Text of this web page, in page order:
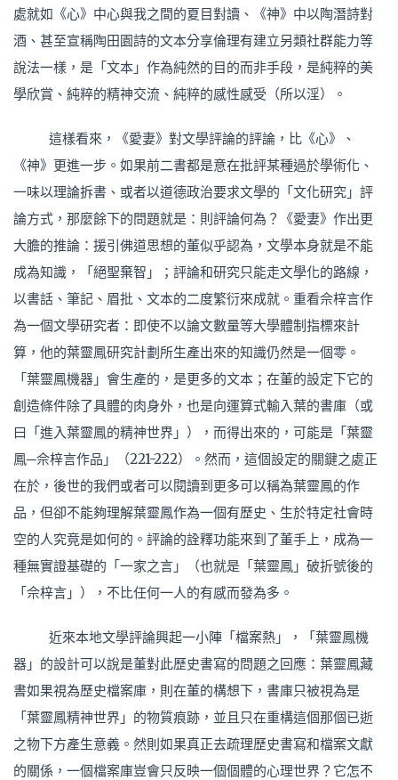
處就如《心》中心與我之間的夏目對讀、《神》中以陶潛詩對
酒、甚至宣稱陶田園詩的文本分享倫理有建立另類社群能力等
說法一樣，是「文本」作為純然的目的而非手段，是純粹的美
學欣賞、純粹的精神交流、純粹的感性感受（所以淫）。
這樣看來，《愛妻》對文學評論的評論，比《心》、
《神》更進一步。如果前二書都是意在批評某種過於學術化、
一味以理論拆書、或者以道德政治要求文學的「文化研究」評
論方式，那麼餘下的問題就是：則評論何為？《愛妻》作出更
大膽的推論：援引佛道思想的董似乎認為，文學本身就是不能
成為知識，「絕聖棄智」；評論和研究只能走文學化的路線，
以書話、筆記、眉批、文本的二度繁衍來成就。重看佘梓言作
為一個文學研究者：即使不以論文數量等大學體制指標來計
算，他的葉靈鳳研究計劃所生產出來的知識仍然是一個零。
「葉靈鳳機器」會生產的，是更多的文本；在董的設定下它的
創造條件除了具體的肉身外，也是向運算式輸入葉的書庫（或
曰「進入葉靈鳳的精神世界」），而得出來的，可能是「葉靈
鳳─佘梓言作品」（221-222）。然而，這個設定的關鍵之處正
在於，後世的我們或者可以閱讀到更多可以稱為葉靈鳳的作
品，但卻不能夠理解葉靈鳳作為一個有歷史、生於特定社會時
空的人究竟是如何的。評論的詮釋功能來到了董手上，成為一
種無實證基礎的「一家之言」（也就是「葉靈鳳」破折號後的
「佘梓言」），不比任何一人的有感而發為多。
近來本地文學評論興起一小陣「檔案熱」，「葉靈鳳機
器」的設計可以說是董對此歷史書寫的問題之回應：葉靈鳳藏
書如果視為歷史檔案庫，則在董的構想下，書庫只被視為是
「葉靈鳳精神世界」的物質痕跡，並且只在重構這個那個已逝
之物下方產生意義。然則如果真正去疏理歷史書寫和檔案文獻
的關係，一個檔案庫豈會只反映一個個體的心理世界？它怎不